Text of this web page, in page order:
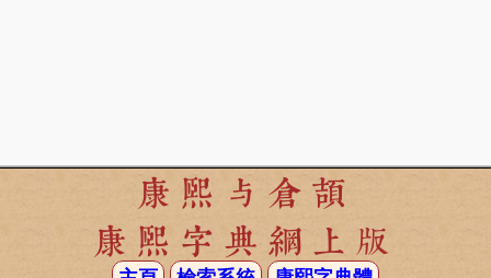
康熙与倉頡
康熙字典網上版